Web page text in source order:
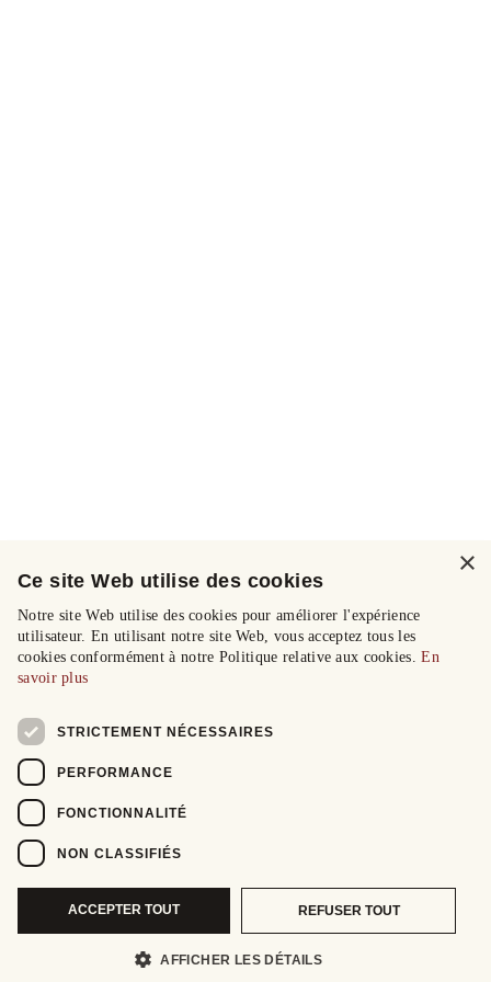
×
Ce site Web utilise des cookies
Notre site Web utilise des cookies pour améliorer l'expérience
utilisateur. En utilisant notre site Web, vous acceptez tous les
cookies conformément à notre Politique relative aux cookies.En
savoir plus
STRICTEMENT NÉCESSAIRES
PERFORMANCE
FONCTIONNALITÉ
NON CLASSIFIÉS
ACCEPTER TOUT REFUSER TOUT
AFFICHER LES DÉTAILS